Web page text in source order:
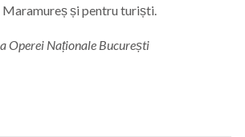
și pentru turiști.
Operei Naționale București